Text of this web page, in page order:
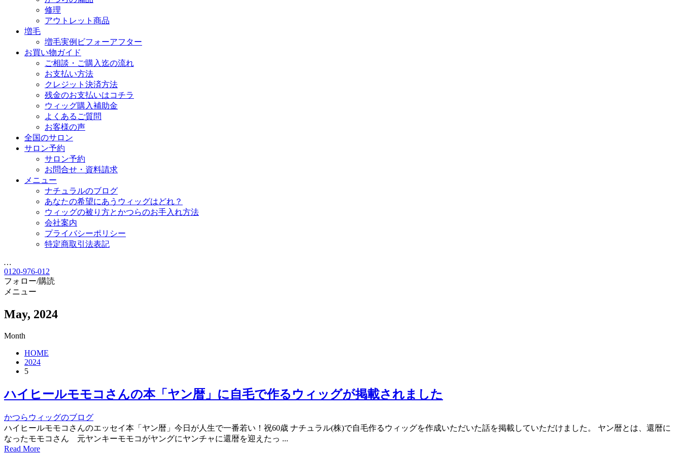
修理
アウトレット商品
増毛
増毛実例ビフォーアフター
お買い物ガイド
ご相談・ご購入迄の流れ
お支払い方法
クレジット決済方法
残金のお支払いはコチラ
ウィッグ購入補助金
よくあるご質問
お客様の声
全国のサロン
サロン予約
サロン予約
お問合せ・資料請求
メニュー
ナチュラルのブログ
あなたの希望にあうウィッグはどれ？
ウィッグの被り方とかつらのお手入れ方法
会社案内
プライバシーポリシー
特定商取引法表記
…
0120-976-012
フォロー/購読
メニュー
May, 2024
Month
HOME
2024
5
ハイヒールモモコさんの本「ヤン暦」に自毛で作るウィッグが掲載されました
かつらウィッグのブログ
ハイヒールモモコさんのエッセイ本「ヤン暦」今日が人生で一番若い！祝60歳 ナチュラル(株)で自毛作るウィッグを作成いただいた話を掲載していただけました。 ヤン暦とは、還暦に
なったモモコさん 元ヤンキーモモコがヤングにヤンチャに還暦を迎えたっ ...
Read More